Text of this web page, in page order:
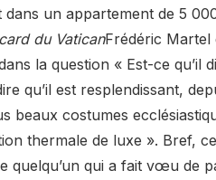
un appartement de 5
du VaticanFrédéric Martel
la question « Est-ce qu’il
qu’il est resplendissant,
costumes
thermale de luxe ». Bref,
quelqu’un qui a fait vœu de